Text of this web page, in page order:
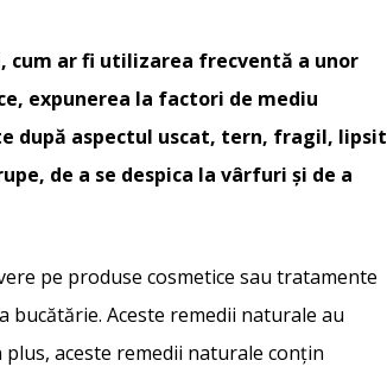
cum ar fi utilizarea frecventă a unor
expunerea la factori de mediu
după aspectul uscat, tern, fragil, lipsit
de a se despica la vârfuri și de a
pe produse cosmetice sau tratamente
Aceste remedii naturale au
aceste remedii naturale conțin